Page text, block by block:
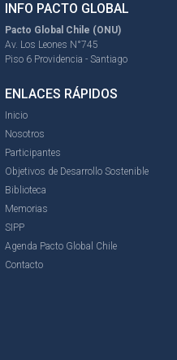
INFO PACTO GLOBAL
Pacto Global Chile (ONU)
Av. Los Leones N°745
Piso 6 Providencia - Santiago
ENLACES RÁPIDOS
Inicio
Nosotros
Participantes
Objetivos de Desarrollo Sostenible
Biblioteca
Memorias
SIPP
Agenda Pacto Global Chile
Contacto